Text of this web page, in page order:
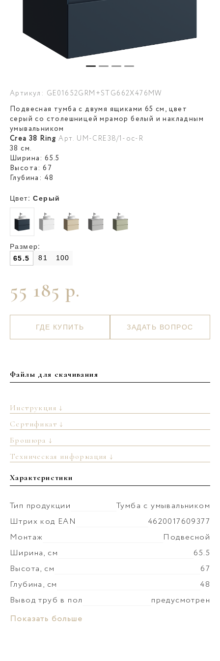
Артикул: GE01652GRM+STG662X476MW
55 185 р.
Подвесная тумба с двумя ящиками 65 см, цвет
серый со столешницей мрамор белый и накладным
умывальником
Crea 38 Ring Арт. UM-CRE38/1-oc-R
38 см.
Ширина: 65.5
Высота: 67
Глубина: 48
Цвет: Серый
Размер:
65.5 81 100
ГДЕ КУПИТЬ ЗАДАТЬ ВОПРОС
Файлы для скачивания
Инструкция ↓
Сертификат ↓
Брошюра ↓
Техническая информация ↓
Характеристики
Тип продукции
Тумба с умывальником
Штрих код EAN
4620017609377
Монтаж
Подвесной
Ширина, см
65.5
Высота, см
67
Глубина, см
48
Вывод труб в пол
предусмотрен
Материал раковины
Монтаж умывальника
Показать больше